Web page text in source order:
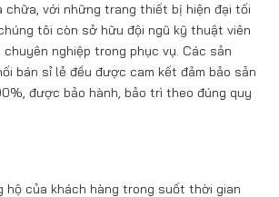
chữa, với những trang thiết bị hiện đại tối
tôi còn sở hữu đội ngũ kỹ thuật viên
chuyên nghiệp trong phục vụ. Các sản
bán sỉ lẻ đều được cam kết đảm bảo sản
được bảo hành, bảo trì theo đúng quy
hộ của khách hàng trong suốt thời gian